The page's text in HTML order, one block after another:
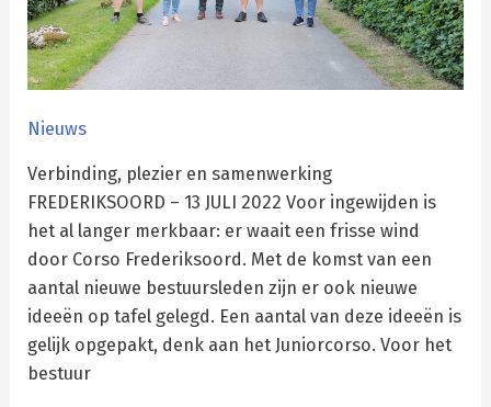
Nieuws
Verbinding, plezier en samenwerking
FREDERIKSOORD – 13 JULI 2022 Voor ingewijden is
het al langer merkbaar: er waait een frisse wind
door Corso Frederiksoord. Met de komst van een
aantal nieuwe bestuursleden zijn er ook nieuwe
ideeën op tafel gelegd. Een aantal van deze ideeën is
gelijk opgepakt, denk aan het Juniorcorso. Voor het
bestuur